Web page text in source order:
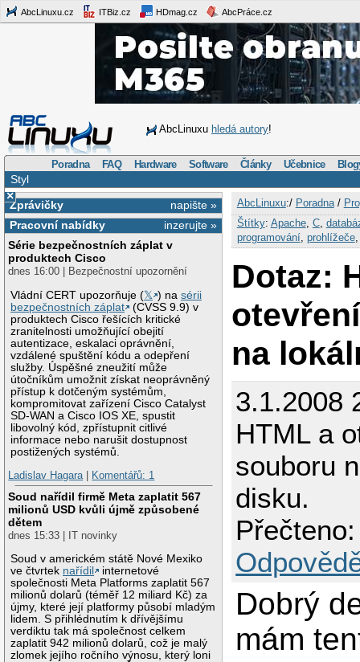
AbcLinuxu.cz ITBiz.cz HDmag.cz AbcPráce.cz
AbcLinuxu hledá autory!
Poradna FAQ Hardware Software Články Učebnice
Styl
×
napište »
Zprávičky
inzerujte »
Pracovní nabídky
Série bezpečnostních záplat v
produktech Cisco
dnes 16:00 | Bezpečnostní upozornění
Vládní CERT upozorňuje (𝕏 ) nasérii
bezpečnostních záplat
(CVSS 9.9) v
produktech Cisco řešících kritické
zranitelnosti umožňující obejití
autentizace, eskalaci oprávnění,
vzdálené spuštění kódu a odepření
služby. Úspěšné zneužití může
útočníkům umožnit získat neoprávněný
přístup k dotčeným systémům,
kompromitovat zařízení Cisco Catalyst
SD-WAN a Cisco IOS XE, spustit
libovolný kód, zpřístupnit citlivé
informace nebo narušit dostupnost
postižených systémů.
Ladislav Hagara| Komentářů: 1
Soud nařídil firmě Meta zaplatit 567
milionů USD kvůli újmě způsobené
dětem
dnes 15:33 | IT novinky
Soud v americkém státě Nové Mexiko
ve čtvrtek nařídil
internetové
společnosti Meta Platforms zaplatit 567
milionů dolarů (téměř 12 miliard Kč) za
újmy, které její platformy působí mladým
lidem. S přihlédnutím k dřívějšímu
verdiktu tak má společnost celkem
zaplatit 942 milionů dolarů, což je malý
zlomek jejího ročního výnosu, který loni
AbcLinuxu:/ Poradna/
Štítky: Apache, C,
programování, prohlížeče
Dotaz:
na
3.1.2008
HTML a
souboru
disku.
Dobrý
mám